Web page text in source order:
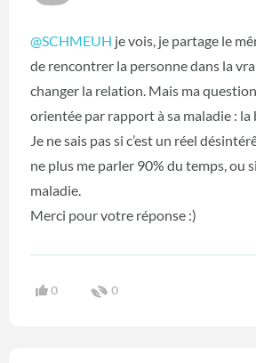
@SCHMEUH je vois, je partage le
de rencontrer la personne dans la
changer la relation. Mais ma
orientée par rapport à sa maladie : la
Je ne sais pas si c’est un réel
ne plus me parler 90% du temps, ou si
maladie.
Merci pour votre réponse :)
0 0